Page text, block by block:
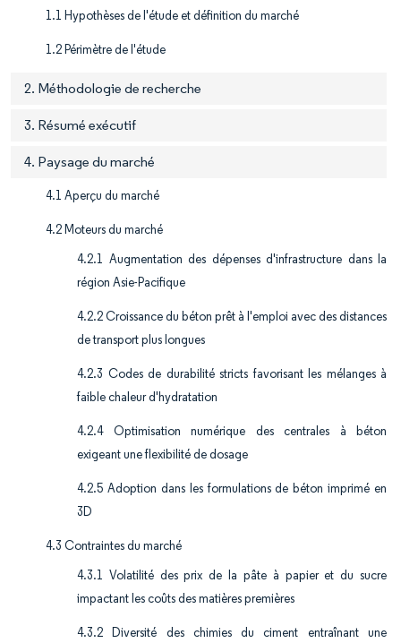
1.1 Hypothèses de l'étude et définition du marché
1.2 Périmètre de l'étude
2. Méthodologie de recherche
3. Résumé exécutif
4. Paysage du marché
4.1 Aperçu du marché
4.2 Moteurs du marché
4.2.1 Augmentation des dépenses d'infrastructure dans la
région Asie-Pacifique
4.2.2 Croissance du béton prêt à l'emploi avec des distances
de transport plus longues
4.2.3 Codes de durabilité stricts favorisant les mélanges à
faible chaleur d'hydratation
4.2.4 Optimisation numérique des centrales à béton
exigeant une flexibilité de dosage
4.2.5 Adoption dans les formulations de béton imprimé en
3D
4.3 Contraintes du marché
4.3.1 Volatilité des prix de la pâte à papier et du sucre
impactant les coûts des matières premières
4.3.2 Diversité des chimies du ciment entraînant une